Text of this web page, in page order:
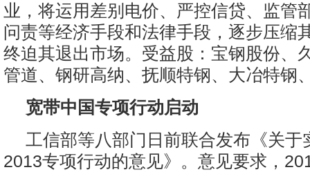
业，将运用差别电价、严控信贷、监管
问责等经济手段和法律手段，逐步压缩
终迫其退出市场。受益股：宝钢股份、
管道、钢研高纳、抚顺特钢、大冶特钢
宽带中国专项行动启动
工信部等八部门日前联合发布《关于
2013专项行动的意见》。意见要求，